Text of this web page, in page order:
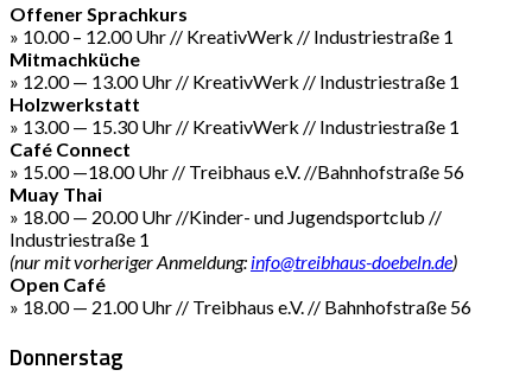
Offener Sprachkurs
» 10.00 – 12.00 Uhr // KreativWerk // Industriestraße 1
Mitmachküche
» 12.00 — 13.00 Uhr // KreativWerk // Industriestraße 1
Holzwerkstatt
» 13.00 — 15.30 Uhr // KreativWerk // Industriestraße 1
Café Connect
» 15.00 —18.00 Uhr // Treibhaus e.V. //Bahnhofstraße 56
Muay Thai
» 18.00 — 20.00 Uhr //Kinder- und Jugendsportclub //
Industriestraße 1
(nur mit vorheriger Anmeldung: info@treibhaus-doebeln.de)
Open Café
» 18.00 — 21.00 Uhr // Treibhaus e.V. // Bahnhofstraße 56
Donnerstag